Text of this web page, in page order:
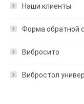
Наши клиенты
Форма обратной
Вибросито
Вибростол